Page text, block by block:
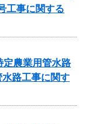
工事に関する
定農業用管水路
路工事に関す